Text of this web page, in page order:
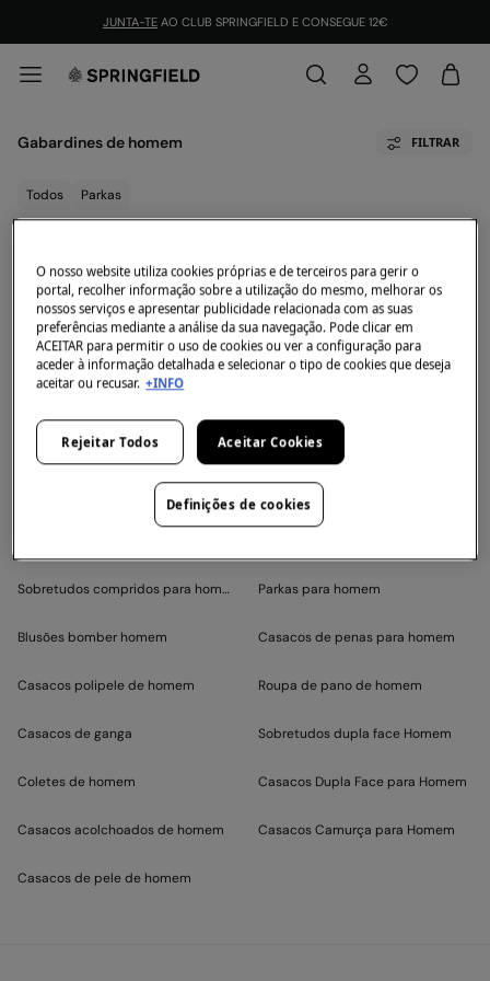
JUNTA-TE AO CLUB SPRINGFIELD E CONSEGUE 12€
Gabardines de homem FILTRAR
Todos Parkas
Neste momento não temos artigos em stock da
categoria selecionada.
Mas não te preocupes, temos imensos artigos que
podem ser teus.
Mais casacos e blusões para homem
Sobretudos acolchoados homem
Sobretudos compridos para homem
Blusões bomber homem
Casacos polipele de homem
Casacos de ganga
Coletes de homem
Casacos acolchoados de homem
Casacos de pele de homem
Corta-ventos de homem
Parkas para homem
Casacos de penas para homem
Roupa de pano de homem
Sobretudos dupla face Homem
Casacos Dupla Face para Homem
Casacos Camurça para Homem
O nosso website utiliza cookies próprias e de terceiros para gerir o
portal, recolher informação sobre a utilização do mesmo, melhorar os
nossos serviços e apresentar publicidade relacionada com as suas
preferências mediante a análise da sua navegação. Pode clicar em
ACEITAR para permitir o uso de cookies ou ver a configuração para
aceder à informação detalhada e selecionar o tipo de cookies que deseja
aceitar ou recusar. +INFO
Rejeitar Todos Aceitar Cookies
Definições de cookies